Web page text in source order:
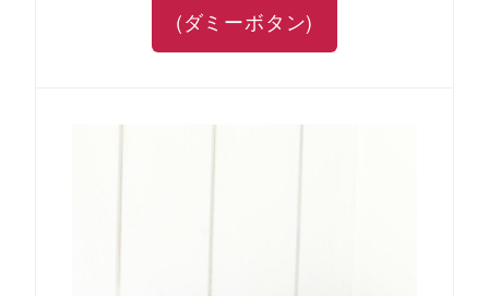
(ダミーボタン)